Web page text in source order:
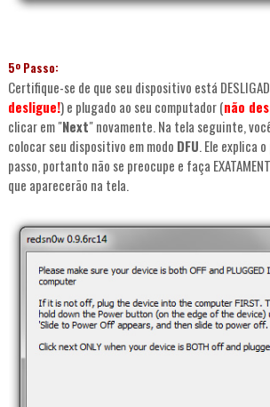
5º Passo:
Certifique-se de que seu dispositivo está
desligue!) e plugado ao seu computador (não
clicar em "Next" novamente. Na tela seguinte,
colocar seu dispositivo em modo DFU. Ele explica
passo, portanto não se preocupe e faça
que aparecerão na tela.